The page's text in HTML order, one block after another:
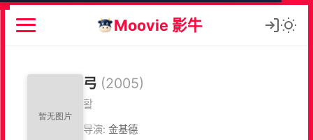
Moovie 影牛
弓 (2005)
활
导演: 金基德